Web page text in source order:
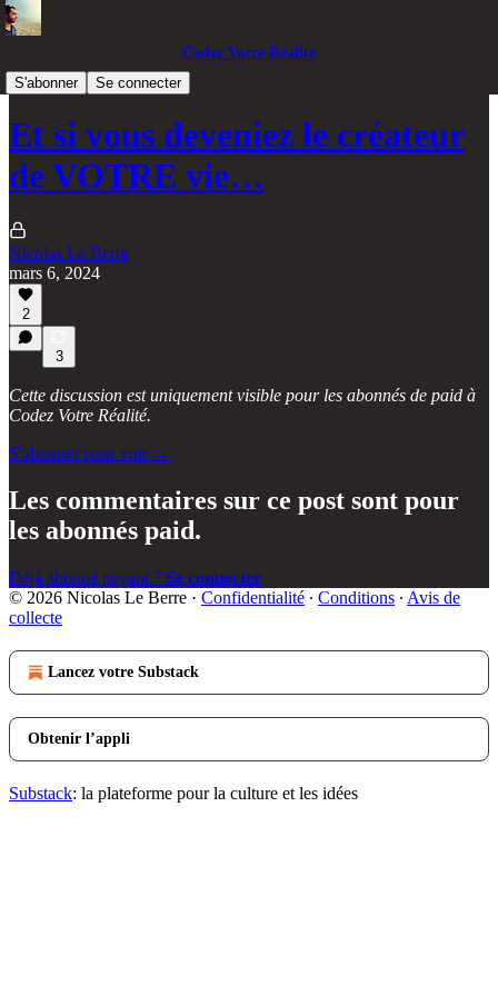
Codez Votre Réalité
S'abonner
Se connecter
Outils & Méthodes 🔥
Et si vous deveniez le créateur
de VOTRE vie…
Nicolas Le Berre
mars 6, 2024
2
3
Cette discussion est uniquement visible pour les abonnés de paid à
Codez Votre Réalité.
S'abonner pour voir →
Les commentaires sur ce post sont pour
les abonnés paid.
Déjà abonné payant ? Se connecter
© 2026 Nicolas Le Berre · Confidentialité ∙ Conditions ∙ Avis de
collecte
Lancez votre Substack
Obtenir l’appli
Substack: la plateforme pour la culture et les idées